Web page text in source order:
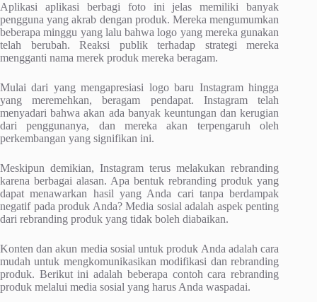
Aplikasi aplikasi berbagi foto ini jelas memiliki banyak
pengguna yang akrab dengan produk. Mereka mengumumkan
beberapa minggu yang lalu bahwa logo yang mereka gunakan
telah berubah. Reaksi publik terhadap strategi mereka
mengganti nama merek produk mereka beragam.
Mulai dari yang mengapresiasi logo baru Instagram hingga
yang meremehkan, beragam pendapat. Instagram telah
menyadari bahwa akan ada banyak keuntungan dan kerugian
dari penggunanya, dan mereka akan terpengaruh oleh
perkembangan yang signifikan ini.
Meskipun demikian, Instagram terus melakukan rebranding
karena berbagai alasan. Apa bentuk rebranding produk yang
dapat menawarkan hasil yang Anda cari tanpa berdampak
negatif pada produk Anda? Media sosial adalah aspek penting
dari rebranding produk yang tidak boleh diabaikan.
Konten dan akun media sosial untuk produk Anda adalah cara
mudah untuk mengkomunikasikan modifikasi dan rebranding
produk. Berikut ini adalah beberapa contoh cara rebranding
produk melalui media sosial yang harus Anda waspadai.